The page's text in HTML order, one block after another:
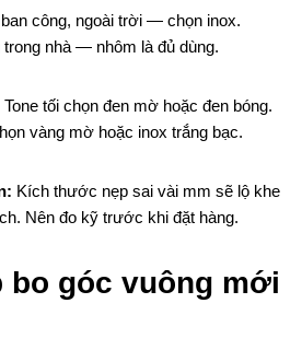
công, ngoài trời — chọn inox.
trong nhà — nhôm là đủ dùng.
Tone tối chọn đen mờ hoặc đen bóng.
vàng mờ hoặc inox trắng bạc.
Kích thước nẹp sai vài mm sẽ lộ khe
Nên đo kỹ trước khi đặt hàng.
bo góc vuông mới